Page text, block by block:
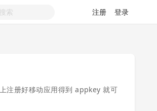
注册 登录
注册好移动应用得到 appkey 就可